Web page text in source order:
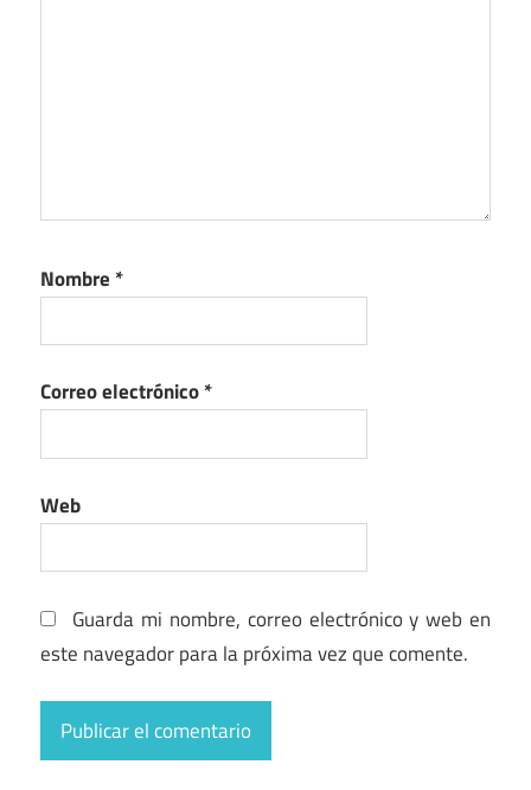
Nombre *
Correo electrónico*
Web
Guarda mi nombre, correo electrónico y web en
este navegador para la próxima vez que comente.